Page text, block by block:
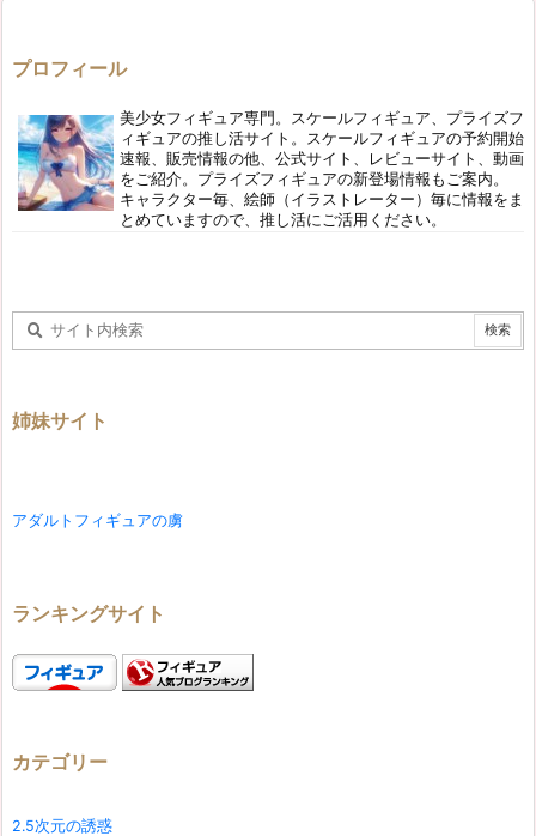
プロフィール
美少女フィギュア専門。スケールフィギュア、プライズフ
ィギュアの推し活サイト。スケールフィギュアの予約開始
速報、販売情報の他、公式サイト、レビューサイト、動画
をご紹介。プライズフィギュアの新登場情報もご案内。
キャラクター毎、絵師（イラストレーター）毎に情報をま
とめていますので、推し活にご活用ください。
姉妹サイト
アダルトフィギュアの虜
ランキングサイト
カテゴリー
2.5次元の誘惑